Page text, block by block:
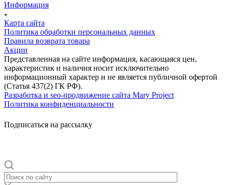
Информация
Карта сайта
Политика обработки персональных данных
Правила возврата товара
Акции
Представленная на сайте информация, касающаяся цен,
характеристик и наличия носит исключительно
информационный характер и не является публичной офертой
(Статья 437(2) ГК РФ).
Разработка и seo-продвижение сайта Mary Project
Политика конфиденциальности
Подписаться на рассылку